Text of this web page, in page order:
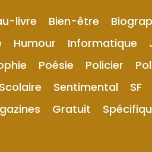
livre Bien-être
Humour Informatique
Poésie Policier
Scolaire Sentimental
SF
Gratuit